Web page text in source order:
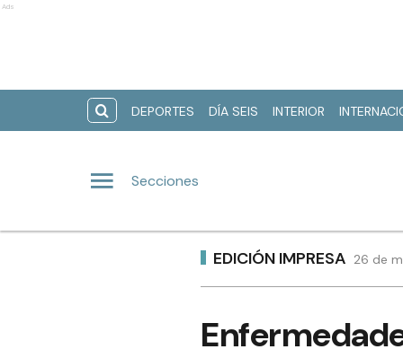
Ads
DEPORTES DÍA SEIS INTERIOR
Secciones
EDICIÓN IMPRESA 26 de